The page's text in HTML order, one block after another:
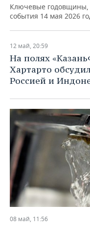
Ключевые
события 14 мая 2026
12 май, 20:59
На полях
Хартарто
Россией и
08 май, 11:56